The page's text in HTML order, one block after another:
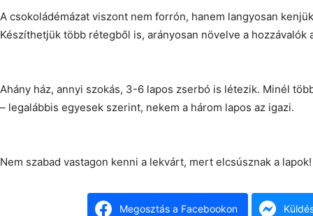
A csokoládémázat viszont nem forrón, hanem langyosan
Készíthetjük több rétegből is, arányosan növelve a hozzávalók
Ahány ház, annyi szokás, 3-6 lapos zserbó is létezik. Minél
– legalábbis egyesek szerint, nekem a három lapos az igazi.
Nem szabad vastagon kenni a lekvárt, mert elcsúsznak a
Megosztás a Facebookon